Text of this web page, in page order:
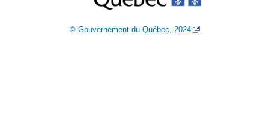
© Gouvernement du Québec, 2024